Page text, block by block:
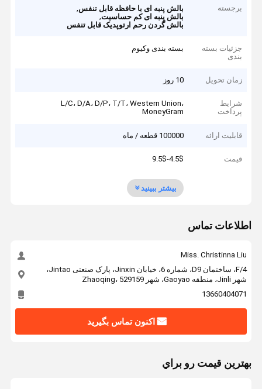
برجسته بالش پنبه ای با حافظه قابل تنفس,
بالش پنبه ای کم حساسیت,
بالش گردن رحم ارتوپدیک قابل تنفس
جزئیات بسته
بندی
بسته بندی وکیوم
زمان تحویل 10 روز
شرایط
پرداخت
L/C، D/A، D/P، T/T، Western Union،
MoneyGram
قابلیت ارائه 100000 قطعه / ماه
قیمت 4.5$-9.5$
بیشتر ببینید
اطلاعات تماس
Miss. Christinna Liu
4/F، ساختمان D9، شماره 6، خیابان Jinxin، پارک صنعتی Jintao،
شهر Jinli، منطقه Gaoyao، شهر Zhaoqing، 529159
13660404071
اکنون تماس بگیرید
بهترين قيمت رو براي